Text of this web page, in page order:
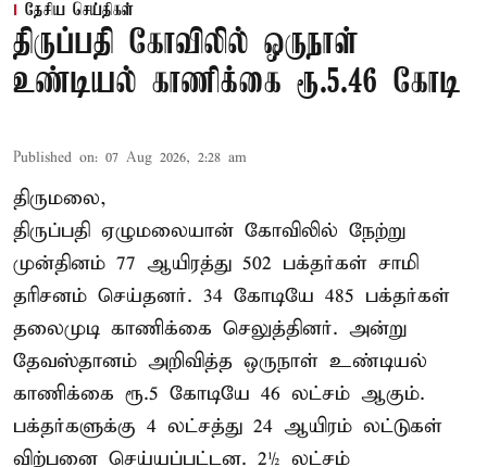
தேசிய செய்திகள்
திருப்பதி கோவிலில் ஒருநாள்
உண்டியல் காணிக்கை ரூ.5.46 கோடி
Published on: 07 Aug 2026, 2:28 am
திருமலை,
திருப்பதி ஏழுமலையான் கோவிலில் நேற்று
முன்தினம் 77 ஆயிரத்து 502 பக்தர்கள் சாமி
தரிசனம் செய்தனர். 34 கோடியே 485 பக்தர்கள்
தலைமுடி காணிக்கை செலுத்தினர். அன்று
தேவஸ்தானம் அறிவித்த ஒருநாள் உண்டியல்
காணிக்கை ரூ.5 கோடியே 46 லட்சம் ஆகும்.
பக்தர்களுக்கு 4 லட்சத்து 24 ஆயிரம் லட்டுகள்
விற்பனை செய்யப்பட்டன. 2½ லட்சம்